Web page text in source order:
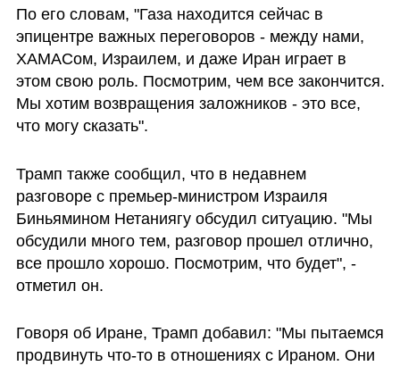
По его словам, "Газа находится сейчас в
эпицентре важных переговоров - между нами,
ХАМАСом, Израилем, и даже Иран играет в
этом свою роль. Посмотрим, чем все закончится.
Мы хотим возвращения заложников - это все,
что могу сказать".
Трамп также сообщил, что в недавнем
разговоре с премьер-министром Израиля
Биньямином Нетаниягу обсудил ситуацию. "Мы
обсудили много тем, разговор прошел отлично,
все прошло хорошо. Посмотрим, что будет", -
отметил он.
Говоря об Иране, Трамп добавил: "Мы пытаемся
продвинуть что-то в отношениях с Ираном. Они